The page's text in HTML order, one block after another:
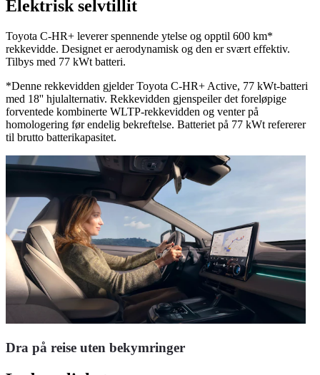
Elektrisk selvtillit
Toyota C-HR+ leverer spennende ytelse og opptil 600 km*
rekkevidde. Designet er aerodynamisk og den er svært effektiv.
Tilbys med 77 kWt batteri.
*Denne rekkevidden gjelder Toyota C-HR+ Active, 77 kWt-batteri
med 18'' hjulalternativ. Rekkevidden gjenspeiler det foreløpige
forventede kombinerte WLTP-rekkevidden og venter på
homologering før endelig bekreftelse. Batteriet på 77 kWt refererer
til brutto batterikapasitet.
Dra på reise uten bekymringer